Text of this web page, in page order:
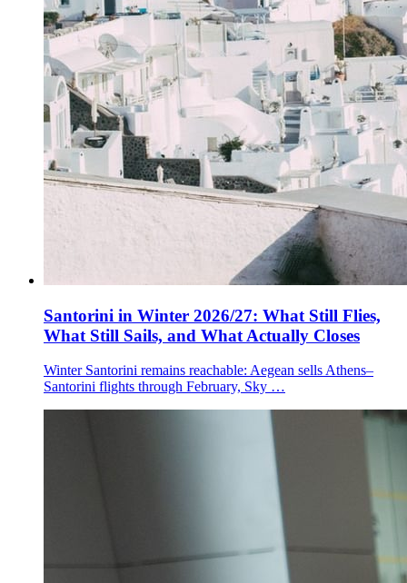
Santorini in Winter 2026/27: What Still Flies,
What Still Sails, and What Actually Closes
Winter Santorini remains reachable: Aegean sells Athens–
Santorini flights through February, Sky …